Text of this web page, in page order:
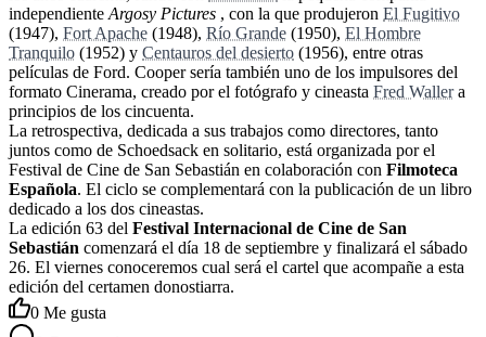
independiente Argosy Pictures , con la que produjeron El Fugitivo
(1947), Fort Apache (1948), Río Grande (1950), El Hombre
Tranquilo (1952) y Centauros del desierto (1956), entre otras
películas de Ford. Cooper sería también uno de los impulsores del
formato Cinerama, creado por el fotógrafo y cineasta Fred Wallera
principios de los cincuenta.
La retrospectiva, dedicada a sus trabajos como directores, tanto
juntos como de Schoedsack en solitario, está organizada por el
Festival de Cine de San Sebastián en colaboración con Filmoteca
Española. El ciclo se complementará con la publicación de un libro
dedicado a los dos cineastas.
La edición 63 del Festival Internacional de Cine de San
Sebastián comenzará el día 18 de septiembre y finalizará el sábado
26. El viernes conoceremos cual será el cartel que acompañe a esta
edición del certamen donostiarra.
0 Me gusta